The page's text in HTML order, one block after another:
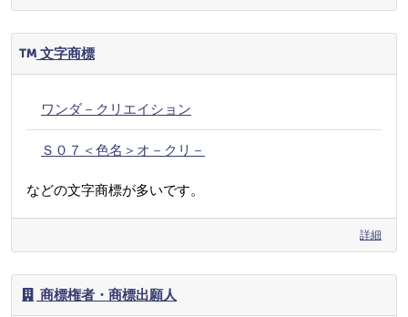
文字商標
ワンダ－クリエイション
Ｓ０７＜色名＞オ－クリ－
などの文字商標が多いです。
詳細
商標権者・商標出願人